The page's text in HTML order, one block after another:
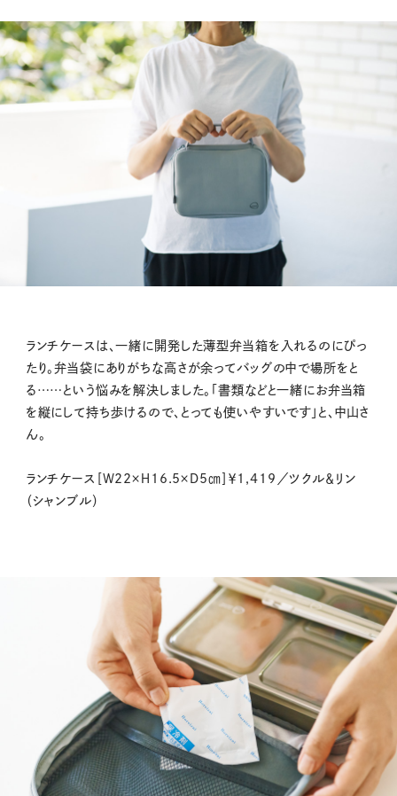
ランチケースは、一緒に開発した薄型弁当箱を入れるのにぴっ
たり。弁当袋にありがちな高さが余ってバッグの中で場所をと
る……という悩みを解決しました。「書類などと一緒にお弁当箱
を縦にして持ち歩けるので、とっても使いやすいです」と、中山さ
ん。
ランチケース［W22×Ｈ16.5×Ｄ5㎝］￥1,419／ツクル＆リン
（シャンブル）